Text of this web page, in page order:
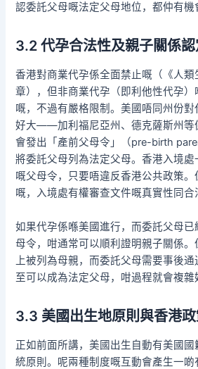
認委託父母嘅法定父母地位，都仲有機
3.2 代孕合法性及親子關係
香港對商業代孕係全面禁止嘅（《人
章），但非商業代孕（即利他性代孕
嘅，不過有嚴格限制。美國唔同州份
好大——加利福尼亞州、德克薩斯州等
會發出「產前父母令」（pre-birth
將委託父母列為法定父母。香港入境
嘅父母令，只要唔違反香港公共政策
嘅，入境處有權審查文件嘅真實性同合
如果代孕係喺美國進行，而委託父母
母令，咁通常可以順利證明親子關係
上被列為母親，而委託父母需要事後
至可以成為法定父母，咁過程就會複雜
3.3 美國出生地原則與香港
正如前面所講，美國出生自動有美國國
統原則。呢兩種制度嘅互動會產生一啲